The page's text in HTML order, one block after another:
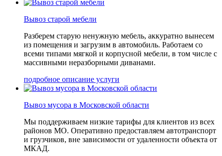
Вывоз старой мебели
Разберем старую ненужную мебель, аккуратно вынесем
из помещения и загрузим в автомобиль. Работаем со
всеми типами мягкой и корпусной мебели, в том числе с
массивными неразборными диванами.
подробное описание услуги
Вывоз мусора в Московской области
Мы поддерживаем низкие тарифы для клиентов из всех
районов МО. Оперативно предоставляем автотранспорт
и грузчиков, вне зависимости от удаленности объекта от
МКАД.